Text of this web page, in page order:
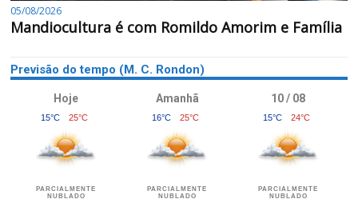
05/08/2026
Mandiocultura é com Romildo Amorim e Família
Previsão do tempo (M. C. Rondon)
Hoje
15°C 25°C
PARCIALMENTE
NUBLADO
Amanhã
16°C 25°C
PARCIALMENTE
NUBLADO
10 / 08
15°C 24°C
PARCIALMENTE
NUBLADO